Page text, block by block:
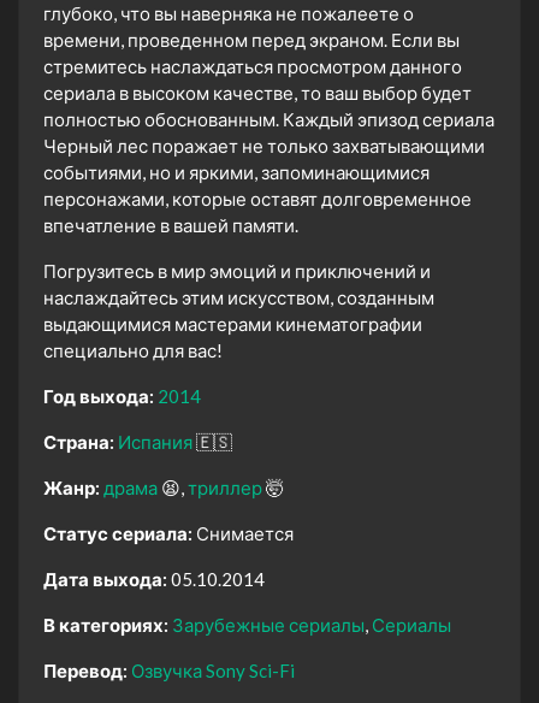
глубоко, что вы наверняка не пожалеете о
времени, проведенном перед экраном. Если вы
стремитесь наслаждаться просмотром данного
сериала в высоком качестве, то ваш выбор будет
полностью обоснованным. Каждый эпизод сериала
Черный лес поражает не только захватывающими
событиями, но и яркими, запоминающимися
персонажами, которые оставят долговременное
впечатление в вашей памяти.
Погрузитесь в мир эмоций и приключений и
наслаждайтесь этим искусством, созданным
выдающимися мастерами кинематографии
специально для вас!
Год выхода: 2014
Страна: Испания🇪🇸
Жанр: драма 😫 триллер🤯
Статус сериала: Снимается
Дата выхода: 05.10.2014
В категориях: Зарубежные сериалы Сериалы
Перевод: Озвучка Sony Sci-Fi